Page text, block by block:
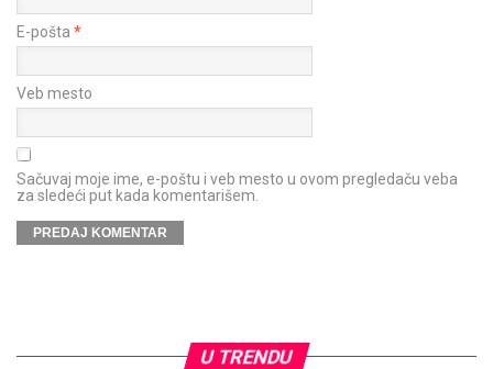
E-pošta *
Veb mesto
Sačuvaj moje ime, e-poštu i veb mesto u ovom pregledaču veba
za sledeći put kada komentarišem.
U TRENDU